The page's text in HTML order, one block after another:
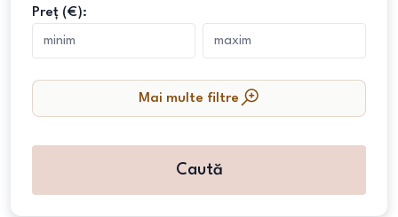
Preț (€):
Mai multe filtre
Caută